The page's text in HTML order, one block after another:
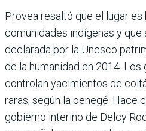
Provea resaltó que el lugar
comunidades indígenas y que
declarada por la Unesco
de la humanidad en 2014.
controlan yacimientos de
raras, según la oenegé. Hace
gobierno interino de Delcy